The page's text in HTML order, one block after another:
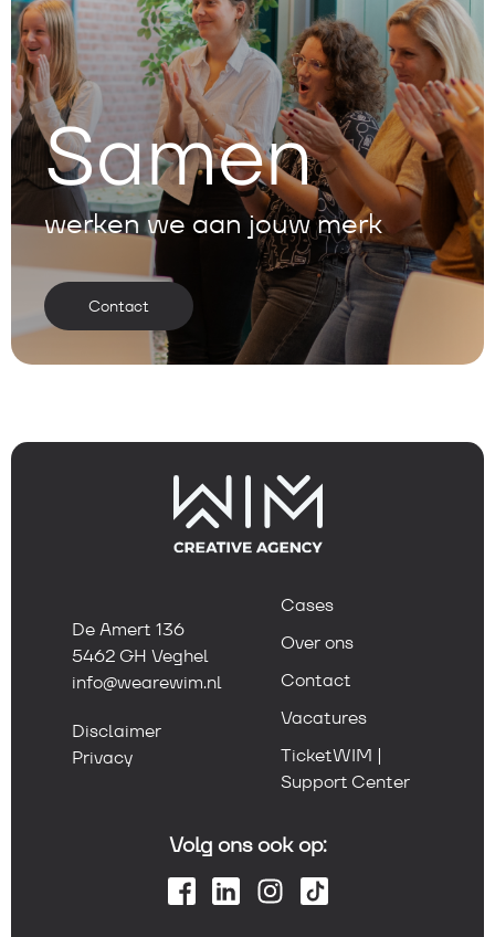
Samen
werken we aan jouw merk
Contact
De Amert 136
5462 GH Veghel
info@wearewim.nl
Disclaimer
Privacy
Cases
Over ons
Contact
Vacatures
TicketWIM |
Support Center
Volg ons ook op: